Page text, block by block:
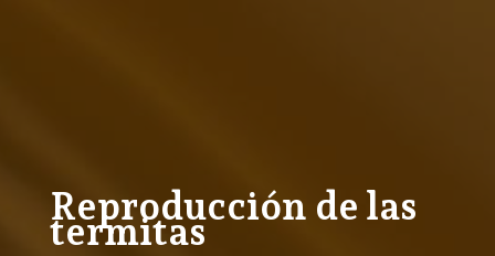
Reproducción de las
termitas